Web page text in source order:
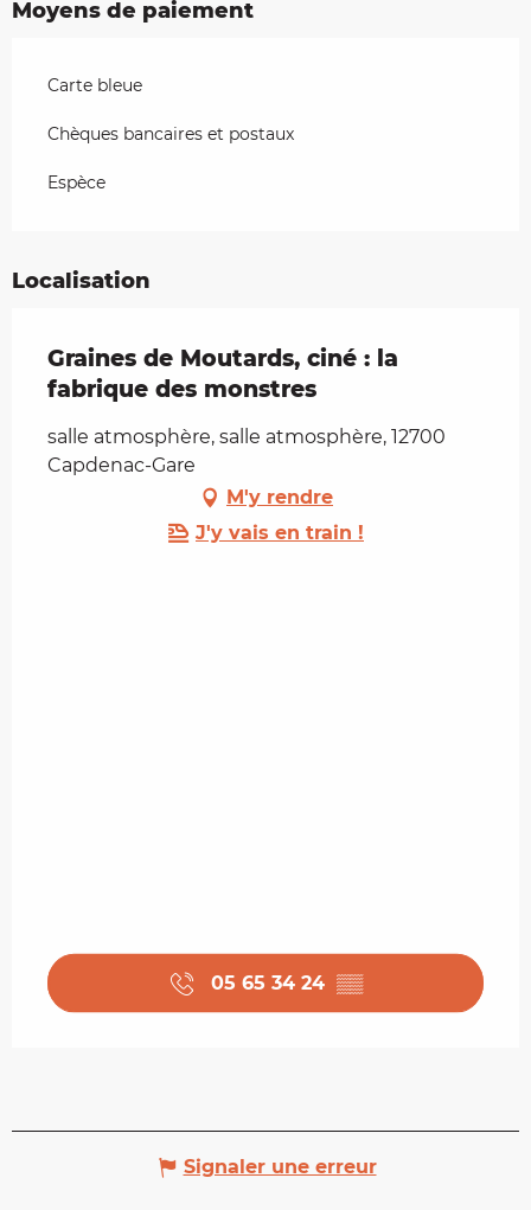
Moyens de paiement
Carte bleue
Chèques bancaires et postaux
Espèce
Localisation
Graines de Moutards, ciné : la
fabrique des monstres
salle atmosphère, salle atmosphère, 12700
Capdenac-Gare
M'y rendre
J'y vais en train !
05 65 34 24 ▒▒
Signaler une erreur